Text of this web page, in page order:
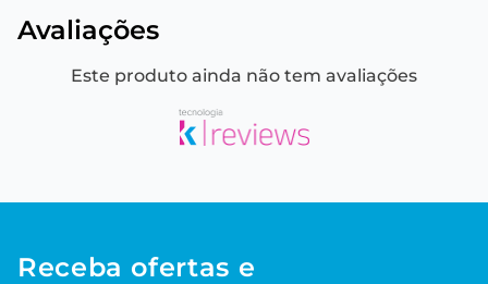
Avaliações
Este produto ainda não tem avaliações
Receba ofertas e